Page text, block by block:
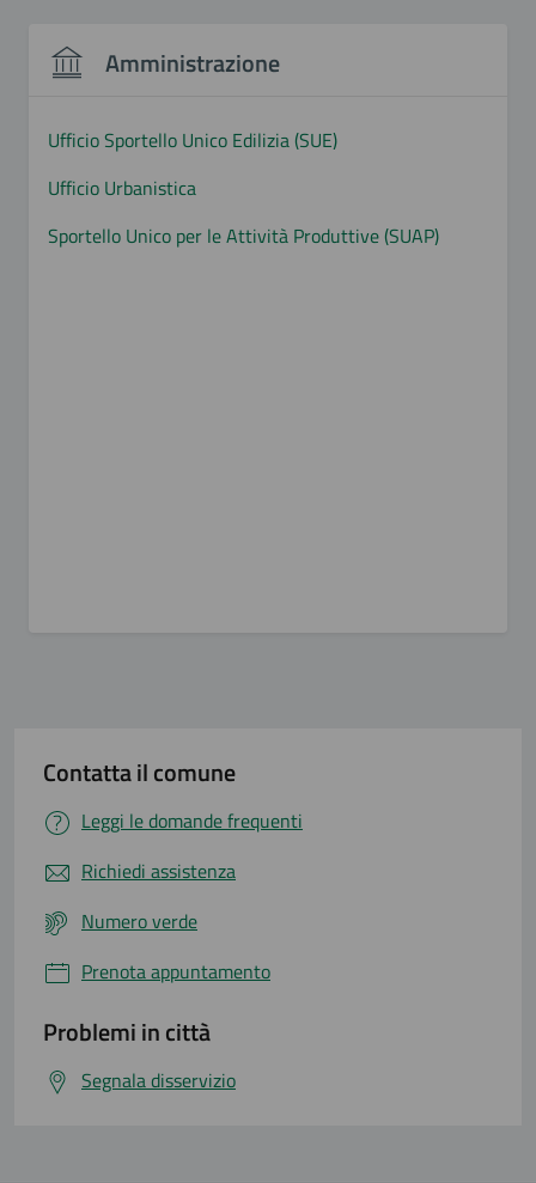
Amministrazione
Ufficio Sportello Unico Edilizia (SUE)
Ufficio Urbanistica
Sportello Unico per le Attività Produttive (SUAP)
Contatta il comune
Leggi le domande frequenti
Richiedi assistenza
Numero verde
Prenota appuntamento
Problemi in città
Segnala disservizio